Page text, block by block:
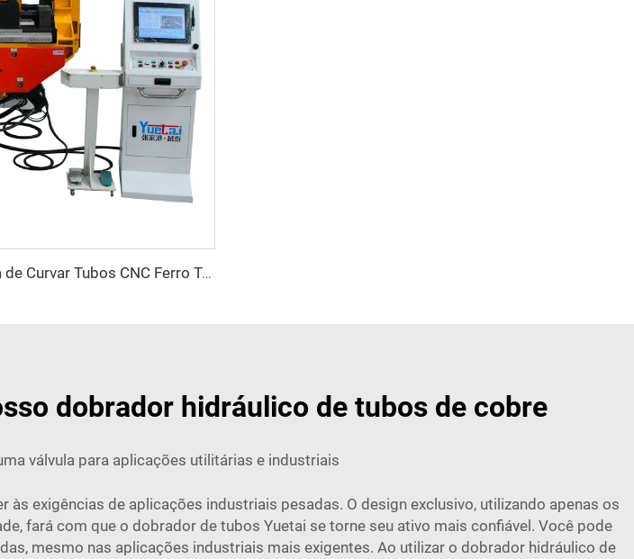
90CNC 6A MS Máquina de Curvar Tubos CNC Ferro Tubulação Quadrada com Motor para Alumínio e Aço Inoxidável Tubos de Cobre
dobrador hidráulico de tubos de cobre
válvula para aplicações utilitárias e industriais
às exigências de aplicações industriais pesadas. O design exclusivo, utilizando apenas os
fará com que o dobrador de tubos Yuetai se torne seu ativo mais confiável. Você pode
mesmo nas aplicações industriais mais exigentes. Ao utilizar o dobrador hidráulico de